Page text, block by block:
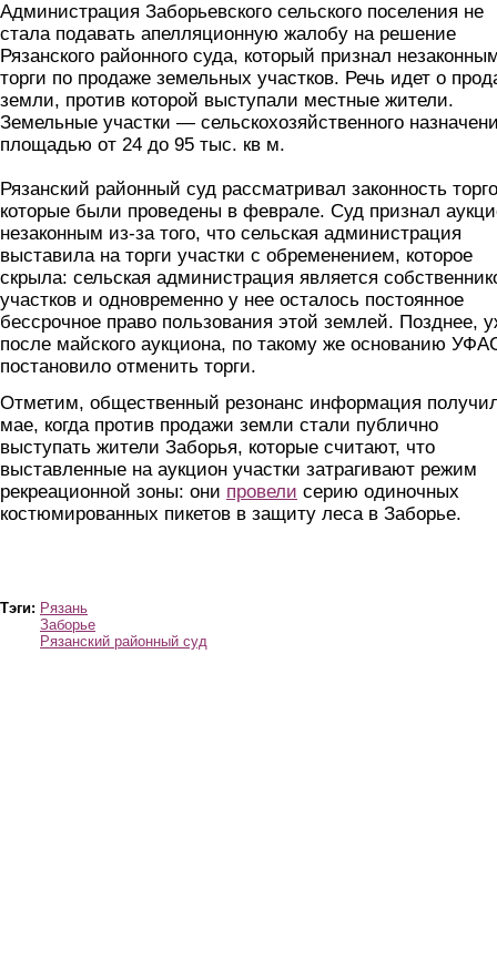
Администрация Заборьевского сельского поселения не
стала подавать апелляционную жалобу на решение
Рязанского районного суда, который признал
торги по продаже земельных участков. Речь идет о
земли, против которой выступали местные жители.
Земельные участки — сельскохозяйственного
площадью от 24 до 95 тыс. кв м.
Рязанский районный суд рассматривал законность
которые были проведены в феврале. Суд признал
незаконным из-за того, что сельская администрация
выставила на торги участки с обременением, которое
скрыла: сельская администрация является
участков и одновременно у нее осталось постоянное
бессрочное право пользования этой землей. Позднее,
после майского аукциона, по такому же основанию
постановило отменить торги.
Отметим, общественный резонанс информация
мае, когда против продажи земли стали публично
выступать жители Заборья, которые считают, что
выставленные на аукцион участки затрагивают режим
рекреационной зоны: они провели серию одиночных
костюмированных пикетов в защиту леса в Заборье.
Тэги: Рязань
Заборье
Рязанский районный суд